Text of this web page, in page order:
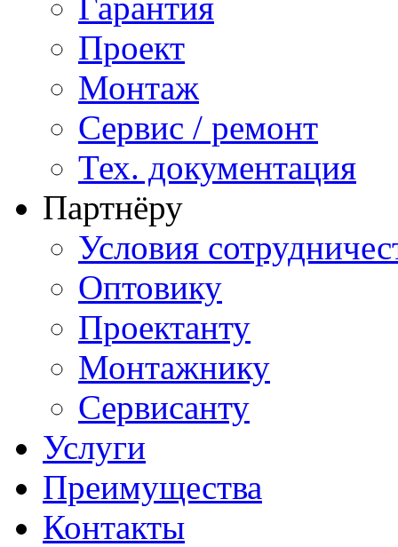
Проект
Монтаж
Сервис / ремонт
Тех. документация
Партнёру
Условия
Оптовику
Проектанту
Монтажнику
Сервисанту
Услуги
Преимущества
Контакты